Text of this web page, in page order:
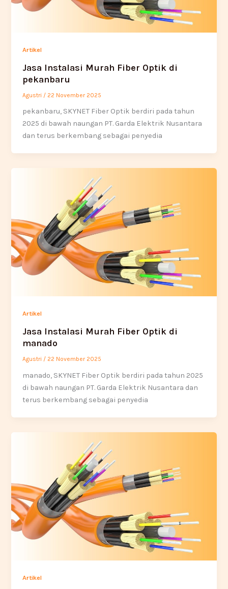
Artikel
Jasa Instalasi Murah Fiber Optik di
pekanbaru
Agustri / 22 November 2025
pekanbaru, SKYNET Fiber Optik berdiri pada tahun
2025 di bawah naungan PT. Garda Elektrik Nusantara
dan terus berkembang sebagai penyedia
Artikel
Jasa Instalasi Murah Fiber Optik di
manado
Agustri / 22 November 2025
manado, SKYNET Fiber Optik berdiri pada tahun 2025
di bawah naungan PT. Garda Elektrik Nusantara dan
terus berkembang sebagai penyedia
Artikel